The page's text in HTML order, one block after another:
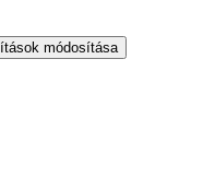
módosítása